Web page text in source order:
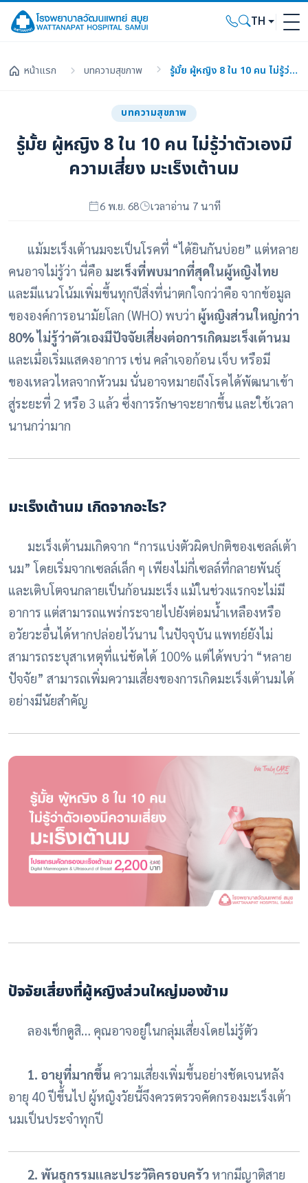
TH
หน้าแรก บทความสุขภาพ รู้มั้ย ผู้หญิง 8 ใน 10 คน ไม่รู้ว่าตัวเองมีความเสี่ยง มะเร็งเต้านม
บทความสุขภาพ
รู้มั้ย ผู้หญิง 8 ใน 10 คน ไม่รู้ว่าตัวเองมี
ความเสี่ยง มะเร็งเต้านม
6 พ.ย. 68 เวลาอ่าน 7 นาที
แม้มะเร็งเต้านมจะเป็นโรคที่ “ได้ยินกันบ่อย” แต่หลาย
คนอาจไม่รู้ว่า นี่คือ มะเร็งที่พบมากที่สุดในผู้หญิงไทย
และมีแนวโน้มเพิ่มขึ้นทุกปีสิ่งที่น่าตกใจกว่าคือ จากข้อมูล
ขององค์การอนามัยโลก (WHO) พบว่า ผู้หญิงส่วนใหญ่กว่า
80% ไม่รู้ว่าตัวเองมีปัจจัยเสี่ยงต่อการเกิดมะเร็งเต้านม
และเมื่อเริ่มแสดงอาการ เช่น คลำเจอก้อน เจ็บ หรือมี
ของเหลวไหลจากหัวนม นั่นอาจหมายถึงโรคได้พัฒนาเข้า
สู่ระยะที่ 2 หรือ 3 แล้ว ซึ่งการรักษาจะยากขึ้น และใช้เวลา
นานกว่ามาก
มะเร็งเต้านม เกิดจากอะไร?
มะเร็งเต้านมเกิดจาก “การแบ่งตัวผิดปกติของเซลล์เต้า
นม” โดยเริ่มจากเซลล์เล็ก ๆ เพียงไม่กี่เซลล์ที่กลายพันธุ์
และเติบโตจนกลายเป็นก้อนมะเร็ง แม้ในช่วงแรกจะไม่มี
อาการ แต่สามารถแพร่กระจายไปยังต่อมน้ำเหลืองหรือ
อวัยวะอื่นได้หากปล่อยไว้นาน ในปัจจุบัน แพทย์ยังไม่
สามารถระบุสาเหตุที่แน่ชัดได้ 100% แต่ได้พบว่า “หลาย
ปัจจัย” สามารถเพิ่มความเสี่ยงของการเกิดมะเร็งเต้านมได้
อย่างมีนัยสำคัญ
ปัจจัยเสี่ยงที่ผู้หญิงส่วนใหญ่มองข้าม
ลองเช็กดูสิ… คุณอาจอยู่ในกลุ่มเสี่ยงโดยไม่รู้ตัว
1. อายุที่มากขึ้น ความเสี่ยงเพิ่มขึ้นอย่างชัดเจนหลัง
อายุ 40 ปีขึ้นไป ผู้หญิงวัยนี้จึงควรตรวจคัดกรองมะเร็งเต้า
นมเป็นประจำทุกปี
2. พันธุกรรมและประวัติครอบครัว หากมีญาติสาย